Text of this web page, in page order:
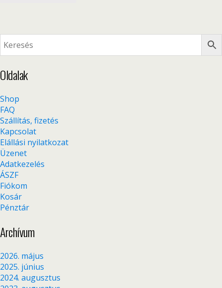
Oldalak
Shop
FAQ
Szállítás, fizetés
Kapcsolat
Elállási nyilatkozat
Üzenet
Adatkezelés
ÁSZF
Fiókom
Kosár
Pénztár
Archívum
2026. május
2025. június
2024. augusztus